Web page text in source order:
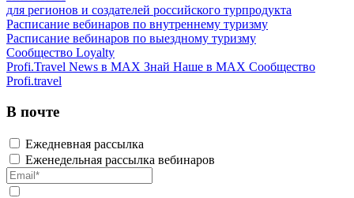
для регионов и создателей российского турпродукта
Расписание вебинаров по внутреннему туризму
Расписание вебинаров по выездному туризму
Сообщество Loyalty
Profi.Travel News в MAX Знай Наше в MAX Сообщество
Profi.travel
В почте
Ежедневная рассылка
Еженедельная рассылка вебинаров